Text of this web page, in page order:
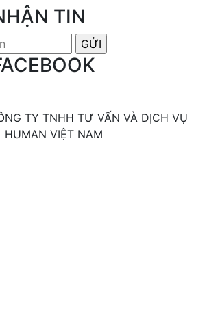
TIN
TY TNHH TƯ VẤN VÀ DỊCH VỤ
HUMAN VIỆT NAM